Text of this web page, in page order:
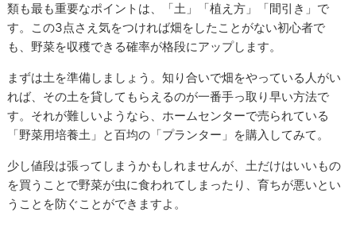
類も最も重要なポイントは、「土」「植え方」「間引き」で
す。この3点さえ気をつければ畑をしたことがない初心者で
も、野菜を収穫できる確率が格段にアップします。
まずは土を準備しましょう。知り合いで畑をやっている人がい
れば、その土を貸してもらえるのが一番手っ取り早い方法で
す。それが難しいようなら、ホームセンターで売られている
「野菜用培養土」と百均の「プランター」を購入してみて。
少し値段は張ってしまうかもしれませんが、土だけはいいもの
を買うことで野菜が虫に食われてしまったり、育ちが悪いとい
うことを防ぐことができますよ。